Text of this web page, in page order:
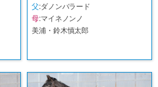
父:ダノンバラード
母:マイネノンノ
美浦・鈴木慎太郎